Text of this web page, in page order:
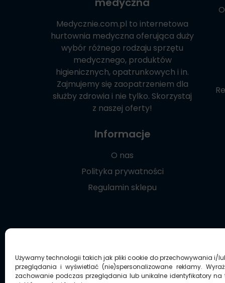
Używamy technologii takich jak pliki cookie do przechowywania i/
przeglądania i wyświetlać (nie)spersonalizowane reklamy.
zachowanie podczas przeglądania lub unikalne identyfikatory na
Medycznie.com.pl to internetowa
hurtownia medyczna oferująca duży
wybór różnego rodzaju sprzętu
medycznego, produktów
higienicznych, opatrunkowych i in.
Zajmujemy się zaopatrzeniem dla
służby zdrowia i nie tylko. Skorzystaj
z naszej oferty!
Informacje
O nas
Polityka prywatności
Regulamin sklepu